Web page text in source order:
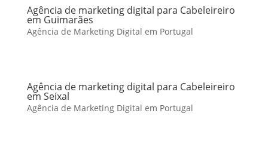
Agência de marketing digital para Cabeleireiro
em Guimarães
Agência de Marketing Digital em Portugal
Agência de marketing digital para Cabeleireiro
em Seixal
Agência de Marketing Digital em Portugal